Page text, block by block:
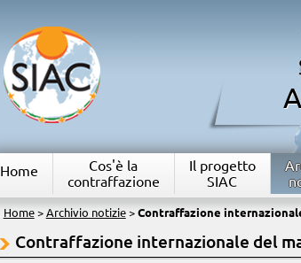
Home
Cos'è la
contraffazione
Il progetto
SIAC
Home> Archivio notizie> Contraffazione
Contraffazione internazionale del